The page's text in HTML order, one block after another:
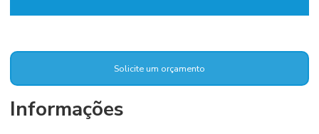
Solicite um orçamento
Informações